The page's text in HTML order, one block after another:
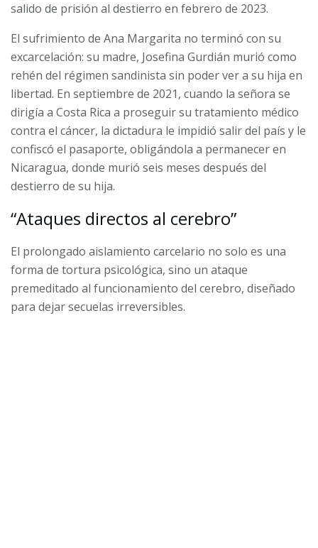
salido de prisión al destierro en febrero de 2023.
El sufrimiento de Ana Margarita no terminó con su
excarcelación: su madre, Josefina Gurdián murió como
rehén del régimen sandinista sin poder ver a su hija en
libertad. En septiembre de 2021, cuando la señora se
dirigía a Costa Rica a proseguir su tratamiento médico
contra el cáncer, la dictadura le impidió salir del país y le
confiscó el pasaporte, obligándola a permanecer en
Nicaragua, donde murió seis meses después del
destierro de su hija.
“Ataques directos al cerebro”
El prolongado aislamiento carcelario no solo es una
forma de tortura psicológica, sino un ataque
premeditado al funcionamiento del cerebro, diseñado
para dejar secuelas irreversibles.